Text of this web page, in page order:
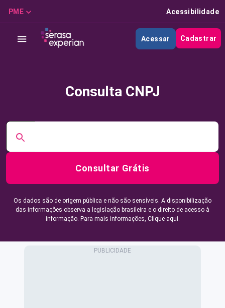
PME Acessibilidade
Acessar Cadastrar
Consulta CNPJ
Consultar Grátis
Os dados são de origem pública e não são sensíveis. A disponibilização
das informações observa a legislação brasileira e o direito de acesso à
informação. Para mais informações, Clique aqui.